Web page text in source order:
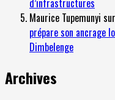
d’infrastructures
Maurice Tupemunyi sur
prépare son ancrage
Dimbelenge
Archives